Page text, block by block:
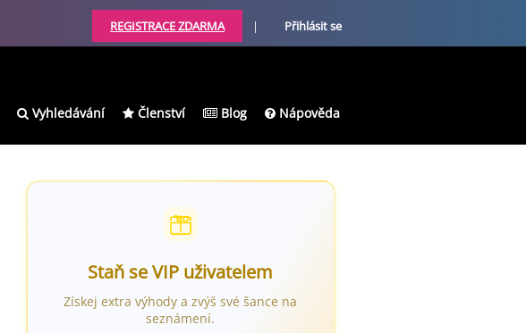
REGISTRACE ZDARMA | Přihlásit se
Vyhledávání Členství Blog Nápověda
Staň se VIP uživatelem
Získej extra výhody a zvýš své šance na
seznámení.